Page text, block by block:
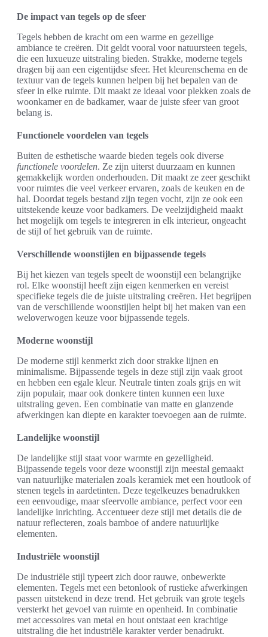
De impact van tegels op de sfeer
Tegels hebben de kracht om een warme en gezellige
ambiance te creëren. Dit geldt vooral voor natuursteen tegels,
die een luxueuze uitstraling bieden. Strakke, moderne tegels
dragen bij aan een eigentijdse sfeer. Het kleurenschema en de
textuur van de tegels kunnen helpen bij het bepalen van de
sfeer in elke ruimte. Dit maakt ze ideaal voor plekken zoals de
woonkamer en de badkamer, waar de juiste sfeer van groot
belang is.
Functionele voordelen van tegels
Buiten de esthetische waarde bieden tegels ook diverse
functionele voordelen. Ze zijn uiterst duurzaam en kunnen
gemakkelijk worden onderhouden. Dit maakt ze zeer geschikt
voor ruimtes die veel verkeer ervaren, zoals de keuken en de
hal. Doordat tegels bestand zijn tegen vocht, zijn ze ook een
uitstekende keuze voor badkamers. De veelzijdigheid maakt
het mogelijk om tegels te integreren in elk interieur, ongeacht
de stijl of het gebruik van de ruimte.
Verschillende woonstijlen en bijpassende tegels
Bij het kiezen van tegels speelt de woonstijl een belangrijke
rol. Elke woonstijl heeft zijn eigen kenmerken en vereist
specifieke tegels die de juiste uitstraling creëren. Het begrijpen
van de verschillende woonstijlen helpt bij het maken van een
weloverwogen keuze voor bijpassende tegels.
Moderne woonstijl
De moderne stijl kenmerkt zich door strakke lijnen en
minimalisme. Bijpassende tegels in deze stijl zijn vaak groot
en hebben een egale kleur. Neutrale tinten zoals grijs en wit
zijn populair, maar ook donkere tinten kunnen een luxe
uitstraling geven. Een combinatie van matte en glanzende
afwerkingen kan diepte en karakter toevoegen aan de ruimte.
Landelijke woonstijl
De landelijke stijl staat voor warmte en gezelligheid.
Bijpassende tegels voor deze woonstijl zijn meestal gemaakt
van natuurlijke materialen zoals keramiek met een houtlook of
stenen tegels in aardetinten. Deze tegelkeuzes benadrukken
een eenvoudige, maar sfeervolle ambiance, perfect voor een
landelijke inrichting. Accentueer deze stijl met details die de
natuur reflecteren, zoals bamboe of andere natuurlijke
elementen.
Industriële woonstijl
De industriële stijl typeert zich door rauwe, onbewerkte
elementen. Tegels met een betonlook of rustieke afwerkingen
passen uitstekend in deze trend. Het gebruik van grote tegels
versterkt het gevoel van ruimte en openheid. In combinatie
met accessoires van metal en hout ontstaat een krachtige
uitstraling die het industriële karakter verder benadrukt.